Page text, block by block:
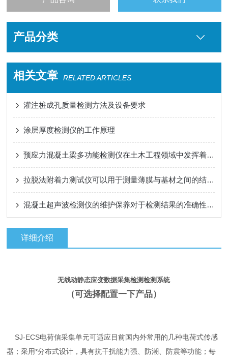
产品分类
相关文章 RELATED ARTICLES
灌注桩成孔质量检测方法及设备要求
涂层厚度检测仪的工作原理
预应力混凝土梁多功能检测仪在土木工程领域中发挥着重要作用
拉脱法附着力测试仪可以用于测量薄膜与基材之间的结合强度
混凝土超声波检测仪的维护保养对于检测结果的准确性至关重要
详细介绍
无线动静态应变数据采集检测检测系统
（可选择配置一下产品）
SJ-ECS电荷信采集单元可适应目前国内外常用的几种电荷式传感
器；采用*分布式设计，具有抗干扰能力强、防潮、防震等功能；每